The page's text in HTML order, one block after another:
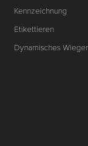
Kennzeichnung
Etikettieren
Dynamisches